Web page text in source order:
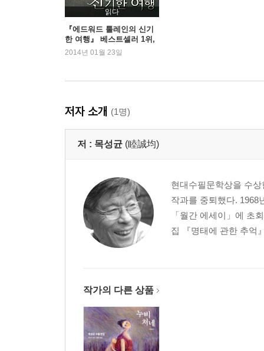
앞자리
액자에 대한 유감
어떤 직무유기
의사 선생님께
약속
둥구나무
고향집을 허물면서
기둥시계
돼지불알
명태에 관한 추억
할머니의 세월
뻐꾸기 울 때
선풍기
알밤 빠지는 소리
읽다
『에드워드 툴레인의 신기
한 여행』 베스트셀러 1위,
<별에서 온 그대> 후광 이
2014년 01월 23일
저자 소개 (1명)
저 : 목성균 (睦誠均)
현대수필문학상을 수
작과를 중퇴했다. 1968
「월간 에세이」에 초
집 『명태에 관한 추억
작가의 다른 상품